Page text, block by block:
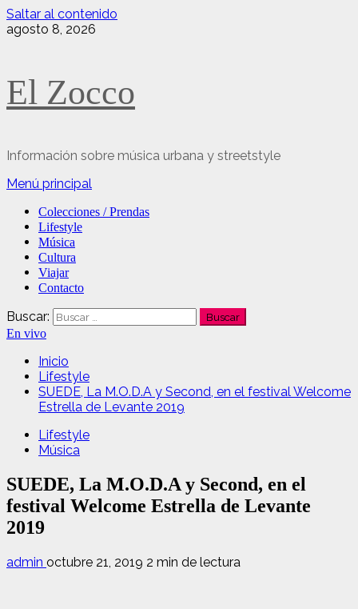
Saltar al contenido
agosto 8, 2026
El Zocco
Información sobre música urbana y streetstyle
Menú principal
Colecciones / Prendas
Lifestyle
Música
Cultura
Viajar
Contacto
Buscar:
En vivo
Inicio
Lifestyle
SUEDE, La M.O.D.A y Second, en el festival Welcome
Estrella de Levante 2019
Lifestyle
Música
SUEDE, La M.O.D.A y Second, en el
festival Welcome Estrella de Levante
2019
admin octubre 21, 2019 2 min de lectura